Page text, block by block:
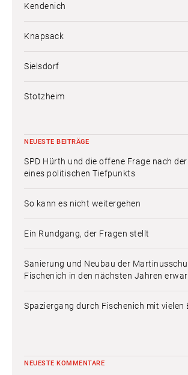
Kendenich
Knapsack
Sielsdorf
Stotzheim
NEUESTE BEITRÄGE
SPD Hürth und die offene Frage nach
eines politischen Tiefpunkts
So kann es nicht weitergehen
Ein Rundgang, der Fragen stellt
Sanierung und Neubau der
Fischenich in den nächsten Jahren
Spaziergang durch Fischenich mit vielen
NEUESTE KOMMENTARE